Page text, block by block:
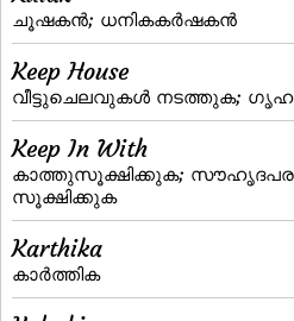
ചൂഷകന്‍; ധനികകര്‍ഷകന്‍
Keep House
വീട്ടുചെലവുകള്‍ നടത്തുക;
Keep In With
കാത്തുസൂക്ഷിക്കുക;
സൂക്ഷിക്കുക
Karthika
കാര്‍ത്തിക